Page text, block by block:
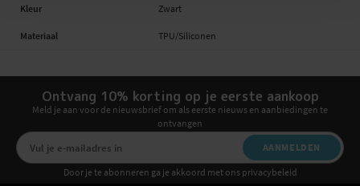
Kleur Zwart
Materiaal TPU/Siliconen
Ontvang 10% korting op je eerste aankoop
Meld je aan voor de nieuwsbrief om als eerste nieuws en aanbiedingen te
ontvangen
AANMELDEN
Door je te abonneren ga je akkoord met ons privacybeleid